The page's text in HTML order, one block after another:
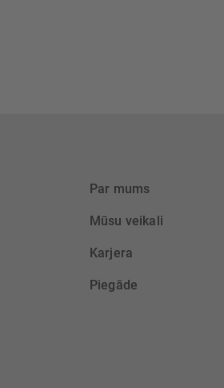
Par mums
Mūsu veikali
Karjera
Piegāde